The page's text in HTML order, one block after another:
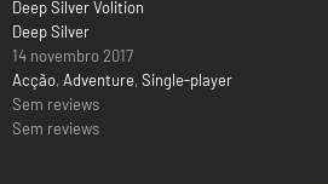
Deep Silver Volition
Deep Silver
14 novembro 2017
Acção, Adventure, Single-player
Sem reviews
Sem reviews